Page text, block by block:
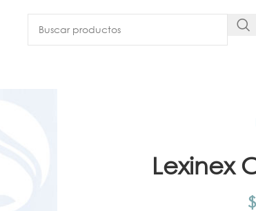
Lexinex
$